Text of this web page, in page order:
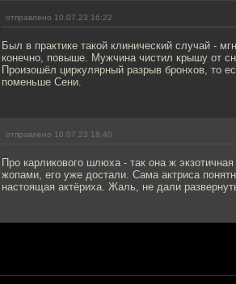
отправлено 10.07.23 16:22
Был в практике такой клинический случай -
конечно, повыше. Мужчина чистил крышу от
Произошёл циркулярный разрыв бронхов, то
поменьше Сени.
отправлено 10.07.23 18:40
Про карликового шлюха - так она ж
жопами, его уже достали. Сама актриса
настоящая актёриха. Жаль, не дали